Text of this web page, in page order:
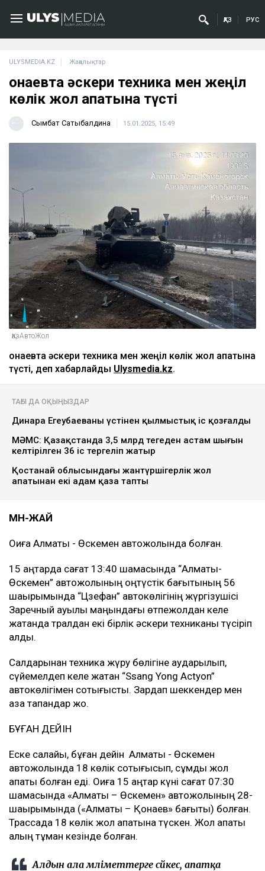
ҚАЗ РУС
ULYSMEDIA.KZ Жаңалықтар
Қонаевта әскери техника мен жеңіл
көлік жол апатына түсті
Сымбат Сатыбалдина 15.01.2025, 15:49
ҚазАвтоЖол
Қонаевта әскери техника мен жеңіл көлік жол апатына
түсті, деп хабарлайды Ulysmedia.kz.
ТАҒЫ ДА ОҚЫҢЫЗДАР
Динара Егеубаеваның үстінен қылмыстық іс қозғалды
МӘМС: Қазақстанда 3,5 млрд теңгеден астам шығын
келтірілген 36 іс тергеліп жатыр
Қостанай облысындағы жантүршігерлік жол
апатынан екі адам қаза тапты
МӘН-ЖАЙ
Оқиға Алматы - Өскемен автожолында болған.
15 қаңтарда сағат 13:40 шамасында “Алматы-
Өскемен” автожолының оңтүстік бағытының 56
шақырымында “Цзефан” автокөлігінің жүргізушісі
Заречный ауылы маңындағы өтпежолдан келе
жатқанда тралдан екі бірлік әскери техниканы түсіріп
алды.
Салдарынан техника жүру бөлігіне аударылып,
сүйемелдеп келе жатқан “Ssang Yong Actyon”
автокөлігімен соқтығысты. Зардап шеккендер мен
қаза тапқандар жоқ.
БҰҒАН ДЕЙІН
Еске салайық, бұған дейін Алматы - Өскемен
автожолында 18 көлік соқтығысып, сұмдық жол
апаты болған еді. Оқиға 15 қаңтар күні сағат 07:30
шамасында «Алматы – Өскемен» автожолының 28-
шақырымында («Алматы – Қонаев» бағыты) болған.
Трассада 18 көлік жол апатына түскен. Жол апаты
қалың тұман кезінде болған.
Алдын ала мәліметтерге сәйкес, апатқа